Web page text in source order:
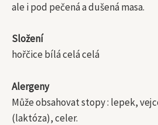
ale i pod pečená a dušená masa.
Složení
hořčice bílá celá celá
Alergeny
Může obsahovat stopy : lepek,
(laktóza), celer.